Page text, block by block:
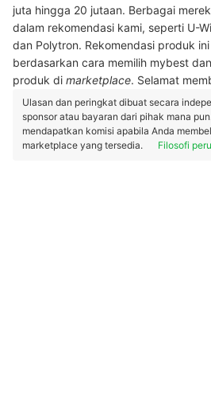
juta hingga 20 jutaan. Berbagai
dalam rekomendasi kami, seperti U-
dan Polytron. Rekomendasi produk
berdasarkan cara memilih mybest
produk di marketplace. Selamat
Ulasan dan peringkat dibuat secara
sponsor atau bayaran dari pihak mana
mendapatkan komisi apabila Anda
marketplace yang tersedia.
Filosofi